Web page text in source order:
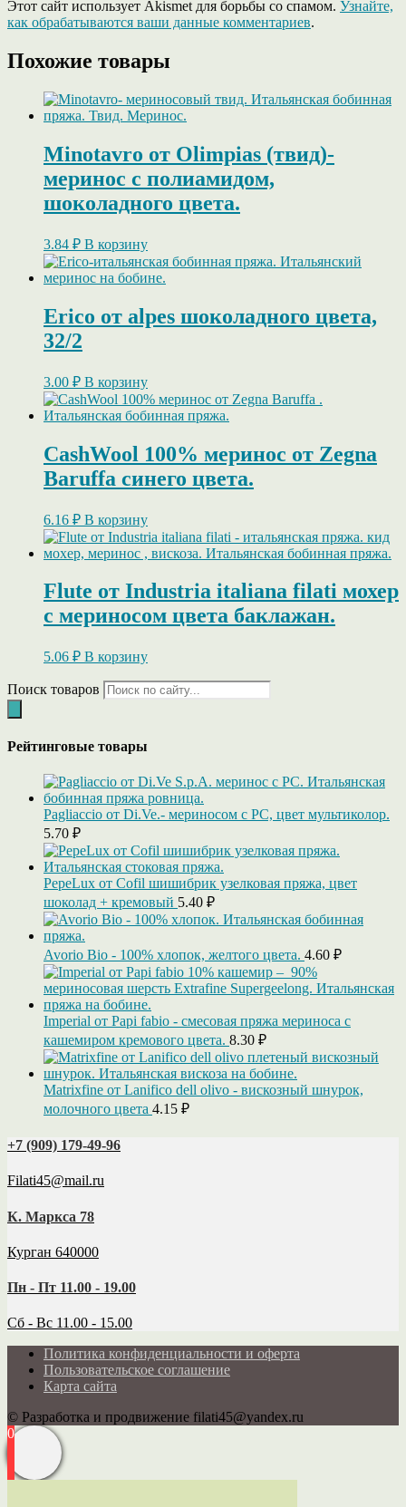
Этот сайт использует Akismet для борьбы со спамом. Узнайте,
как обрабатываются ваши данные комментариев.
Похожие товары
Minotavro от Olimpias (твид)-
меринос с полиамидом,
шоколадного цвета.
3.84 ₽ В корзину
Erico от alpes шоколадного цвета,
32/2
3.00 ₽ В корзину
CashWool 100% меринос от Zegna
Baruffa синего цвета.
6.16 ₽ В корзину
Flute от Industria italiana filati мохер
с мериносом цвета баклажан.
5.06 ₽ В корзину
Поиск товаров
Рейтинговые товары
Pagliaccio от Di.Ve.- мериносом с РС, цвет мультиколор.
5.70 ₽
PepeLux от Cofil шишибрик узелковая пряжа, цвет
шоколад + кремовый 5.40 ₽
Avorio Bio - 100% хлопок, желтого цвета. 4.60 ₽
Imperial от Papi fabio - смесовая пряжа мериноса с
кашемиром кремового цвета. 8.30 ₽
Matrixfine от Lanifico dell olivo - вискозный шнурок,
молочного цвета 4.15 ₽
+7 (909) 179‑49-96
Filati45@mail.ru
К. Маркса 78
Курган 640000
Пн - Пт 11.00 - 19.00
Сб - Вс 11.00 - 15.00
Политика конфиденциальности и оферта
Пользовательское соглашение
Карта сайта
© Разработка и продвижение filati45@yandex.ru
0